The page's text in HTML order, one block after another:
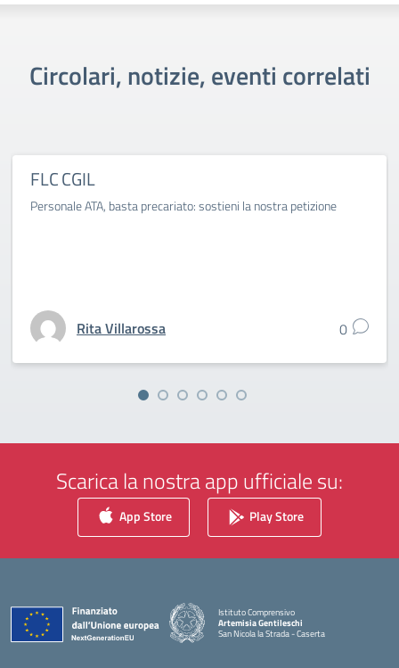
Circolari, notizie, eventi correlati
FLC CGIL
Personale ATA, basta precariato: sostieni la nostra petizione
Rita Villarossa 0
Scarica la nostra app ufficiale su:
App Store Play Store
Istituto Comprensivo
Artemisia Gentileschi
San Nicola la Strada - Caserta